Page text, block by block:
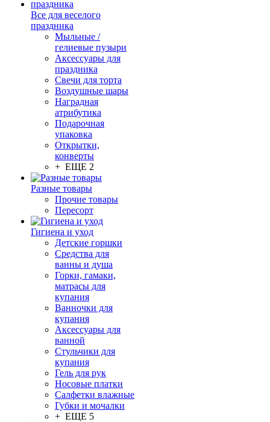
Все для веселого
праздника
Мыльные /
гелиевые пузыри
Аксессуары для
праздника
Свечи для торта
Воздушные шары
Наградная
атрибутика
Подарочная
упаковка
Открытки,
конверты
+ ЕЩЕ 2
Разные товары
Прочие товары
Пересорт
Гигиена и уход
Детские горшки
Средства для
ванны и душа
Горки, гамаки,
матрасы для
купания
Ванночки для
купания
Аксессуары для
ванной
Стульчики для
купания
Гель для рук
Носовые платки
Салфетки влажные
Губки и мочалки
+ ЕЩЕ 5